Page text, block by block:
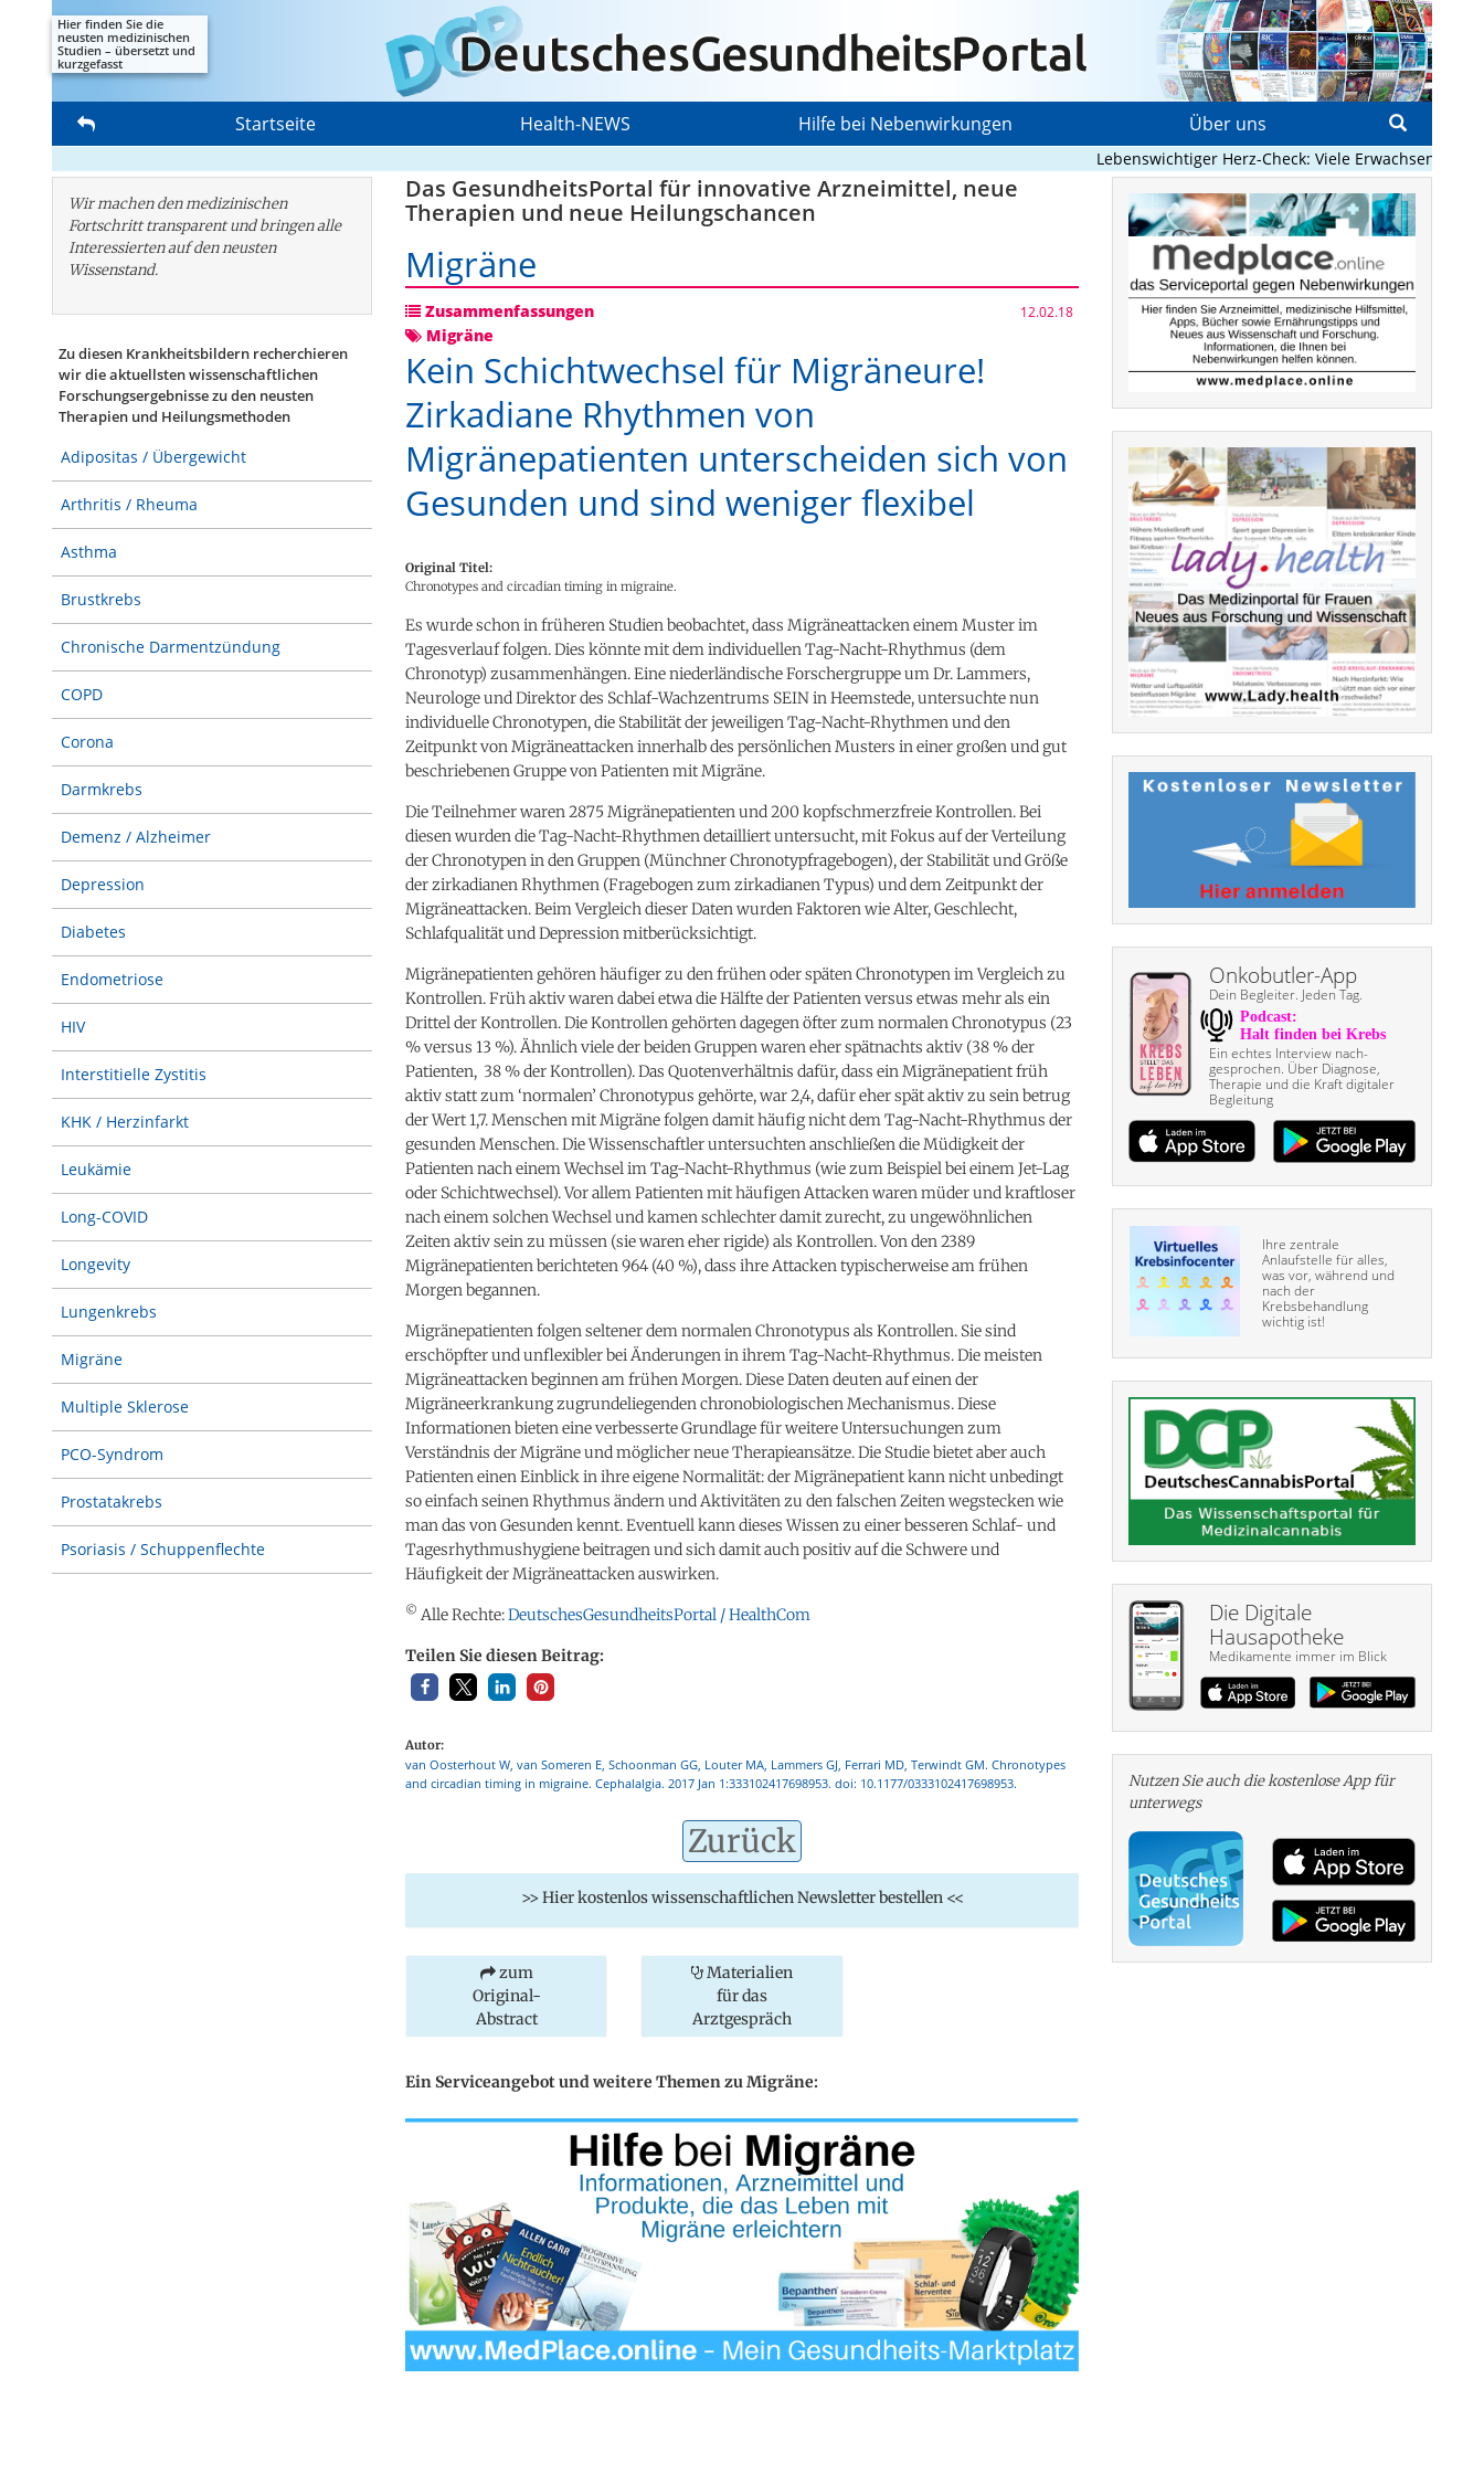
Hier finden Sie die
neusten medizinischen
Studien – übersetzt und
kurzgefasst
Startseite Health-NEWS Hilfe bei Nebenwirkungen Über uns
Lebenswichtiger Herz-Check: Viele Erwachsene mit
Wir machen den medizinischen
Fortschritt transparent und bringen alle
Interessierten auf den neusten
Wissenstand.
Zu diesen Krankheitsbildern recherchieren
wir die aktuellsten wissenschaftlichen
Forschungs­ergebnisse zu den neusten
Therapien und Heilungsmethoden
Adipositas / Übergewicht
Arthritis / Rheuma
Asthma
Brustkrebs
Chronische Darmentzündung
COPD
Corona
Darmkrebs
Demenz / Alzheimer
Depression
Diabetes
Endometriose
HIV
Interstitielle Zystitis
KHK / Herzinfarkt
Leukämie
Long-COVID
Longevity
Lungenkrebs
Migräne
Multiple Sklerose
PCO-Syndrom
Prostatakrebs
Psoriasis / Schuppenflechte
Das GesundheitsPortal für innovative Arzneimittel, neue
Therapien und neue Heilungschancen
Migräne
Zusammenfassungen 12.02.18
Migräne
Kein Schichtwechsel für Migräneure!
Zirkadiane Rhythmen von
Migränepatienten unterscheiden sich von
Gesunden und sind weniger flexibel
Original Titel:
Chronotypes and circadian timing in migraine.
Es wurde schon in früheren Studien beobachtet, dass Migräneattacken einem Muster im
Tagesverlauf folgen. Dies könnte mit dem individuellen Tag-Nacht-Rhythmus (dem
Chronotyp) zusammenhängen. Eine niederländische Forschergruppe um Dr. Lammers,
Neurologe und Direktor des Schlaf-Wachzentrums SEIN in Heemstede, untersuchte nun
individuelle Chronotypen, die Stabilität der jeweiligen Tag-Nacht-Rhythmen und den
Zeitpunkt von Migräneattacken innerhalb des persönlichen Musters in einer großen und gut
beschriebenen Gruppe von Patienten mit Migräne.
Die Teilnehmer waren 2875 Migränepatienten und 200 kopfschmerzfreie Kontrollen. Bei
diesen wurden die Tag-Nacht-Rhythmen detailliert untersucht, mit Fokus auf der Verteilung
der Chronotypen in den Gruppen (Münchner Chronotypfragebogen), der Stabilität und Größe
der zirkadianen Rhythmen (Fragebogen zum zirkadianen Typus) und dem Zeitpunkt der
Migräneattacken. Beim Vergleich dieser Daten wurden Faktoren wie Alter, Geschlecht,
Schlafqualität und Depression mitberücksichtigt.
Migränepatienten gehören häufiger zu den frühen oder späten Chronotypen im Vergleich zu
Kontrollen. Früh aktiv waren dabei etwa die Hälfte der Patienten versus etwas mehr als ein
Drittel der Kontrollen. Die Kontrollen gehörten dagegen öfter zum normalen Chronotypus (23
% versus 13 %). Ähnlich viele der beiden Gruppen waren eher spätnachts aktiv (38 % der
Patienten, 38 % der Kontrollen). Das Quotenverhältnis dafür, dass ein Migränepatient früh
aktiv statt zum ‘normalen’ Chronotypus gehörte, war 2,4, dafür eher spät aktiv zu sein betrug
der Wert 1,7. Menschen mit Migräne folgen damit häufig nicht dem Tag-Nacht-Rhythmus der
gesunden Menschen. Die Wissenschaftler untersuchten anschließen die Müdigkeit der
Patienten nach einem Wechsel im Tag-Nacht-Rhythmus (wie zum Beispiel bei einem Jet-Lag
oder Schichtwechsel). Vor allem Patienten mit häufigen Attacken waren müder und kraftloser
nach einem solchen Wechsel und kamen schlechter damit zurecht, zu ungewöhnlichen
Zeiten aktiv sein zu müssen (sie waren eher rigide) als Kontrollen. Von den 2389
Migränepatienten berichteten 964 (40 %), dass ihre Attacken typischerweise am frühen
Morgen begannen.
Migränepatienten folgen seltener dem normalen Chronotypus als Kontrollen. Sie sind
erschöpfter und unflexibler bei Änderungen in ihrem Tag-Nacht-Rhythmus. Die meisten
Migräneattacken beginnen am frühen Morgen. Diese Daten deuten auf einen der
Migräneerkrankung zugrundeliegenden chronobiologischen Mechanismus. Diese
Informationen bieten eine verbesserte Grundlage für weitere Untersuchungen zum
Verständnis der Migräne und möglicher neue Therapieansätze. Die Studie bietet aber auch
Patienten einen Einblick in ihre eigene Normalität: der Migränepatient kann nicht unbedingt
so einfach seinen Rhythmus ändern und Aktivitäten zu den falschen Zeiten wegstecken wie
man das von Gesunden kennt. Eventuell kann dieses Wissen zu einer besseren Schlaf- und
Tagesrhythmushygiene beitragen und sich damit auch positiv auf die Schwere und
Häufigkeit der Migräneattacken auswirken.
© Alle Rechte:DeutschesGesundheitsPortal / HealthCom
Teilen Sie diesen Beitrag:
Autor:
van Oosterhout W, van Someren E, Schoonman GG, Louter MA, Lammers GJ, Ferrari MD, Terwindt GM. Chronotypes
and circadian timing in migraine. Cephalalgia. 2017 Jan 1:333102417698953. doi: 10.1177/0333102417698953.
Zurück
>> Hier kostenlos wissenschaftlichen Newsletter bestellen <<
zum
Original-
Abstract
Materialien
für das
Arztgespräch
Ein Serviceangebot und weitere Themen zu Migräne:
Onkobutler-App
Dein Begleiter. Jeden Tag.
Ein echtes Interview nach­
gesprochen. Über Diagnose,
Therapie und die Kraft digitaler
Begleitung
Ihre zentrale
Anlaufstelle für alles,
was vor, während und
nach der
Krebsbehandlung
wichtig ist!
Die Digitale
Hausapotheke
Medikamente immer im Blick
Nutzen Sie auch die kosten­lose App für
unterwegs